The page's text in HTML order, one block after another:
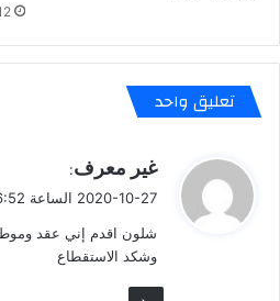
تعليق واحد
ي
ل
غير معرف:
2020-10-27 الساعة 6:52 م
شلون اقدم إني عقد
وشكد الاستقطاع